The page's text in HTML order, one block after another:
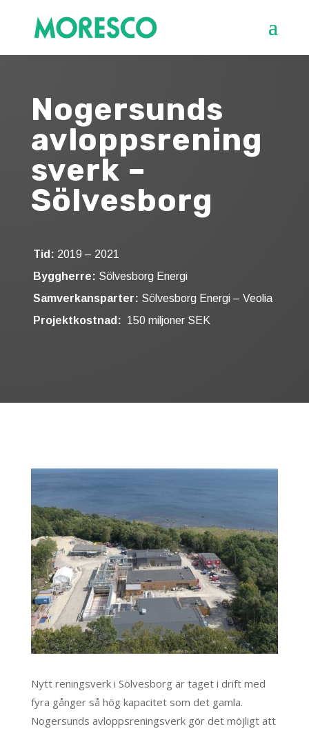
Nogersunds
avloppsrening
s­verk –
Sölvesborg
Tid: 2019 – 2021
Byggherre: Sölvesborg Energi
Samverkansparter: Sölvesborg Energi – Veolia
Projektkostnad: 150 miljoner SEK
Nytt reningsverk i Sölvesborg är taget i drift med
fyra gånger så hög kapacitet som det gamla.
Nogersunds avloppsreningsverk gör det möjligt att